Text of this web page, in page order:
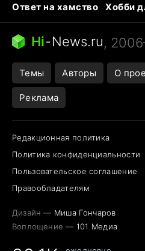
Ответ на хамство
Хобби
Бензин 100 и 95
Тунцы в
Следующая пандемия
Hi-News.ru,
Темы Авторы О
Реклама
Редакционная политика
Политика конфиденциальности
Пользовательское соглашение
Правообладателям
Дизайн — Миша Гончаров
Воплощение — 101 Медиа